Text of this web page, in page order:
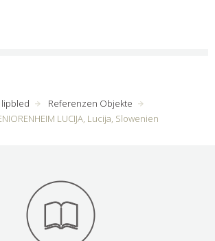
lipbled
Referenzen Objekte
LUCIJA, Lucija, Slowenien